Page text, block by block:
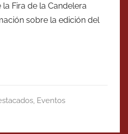
Fira de la Candelera
sobre la edición del
, Eventos